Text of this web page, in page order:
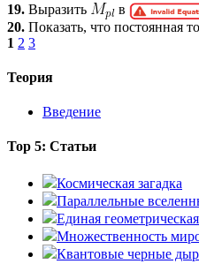
19. Выразить
в
20. Показать, что постоянная
1 2 3
Теория
Введение
Top 5: Статьи
Космическая загадка
Параллельные
Единая
Множественность
Квантовые черные